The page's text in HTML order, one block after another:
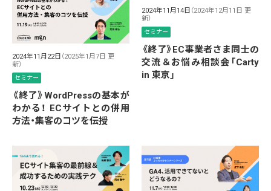
2024年11月22日 （2025年1月7日 更
新）
セミナー
《終了》WordPressの基本が
わかる！ ECサイトとの併用
方法・集客のコツを伝授
2024年11月14日 （2024年12月11日 更
新）
セミナー
《終了》EC事業者さま同士の
交流＆お悩み相談会「Carty
in 東京」